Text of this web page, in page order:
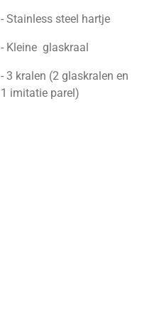
- Stainless steel hartje
- Kleine glaskraal
- 3 kralen (2 glaskralen en
1 imitatie parel)